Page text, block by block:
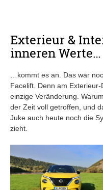
Exterieur &
inneren Werte…
…kommt es an. Das war
Facelift. Denn am
einzige Veränderung.
der Zeit voll getroffen, und
Juke auch heute noch die
zieht.